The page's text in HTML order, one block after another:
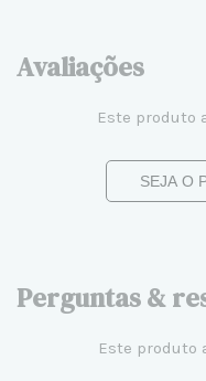
Avaliações
Este produto
SEJA O
Perguntas &
Este produto